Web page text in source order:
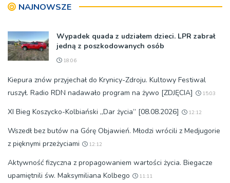
NAJNOWSZE
Wypadek quada z udziałem dzieci. LPR zabrał
jedną z poszkodowanych osób
18:06
Kiepura znów przyjechał do Krynicy-Zdroju. Kultowy Festiwal
ruszył. Radio RDN nadawało program na żywo [ZDJĘCIA]
15:03
XI Bieg Koszycko-Kolbiański „Dar życia” [08.08.2026] 12:12
Wszedł bez butów na Górę Objawień. Młodzi wrócili z Medjugorie
z pięknymi przeżyciami
12:12
Aktywność fizyczna z propagowaniem wartości życia. Biegacze
upamiętnili św. Maksymiliana Kolbego
11:11